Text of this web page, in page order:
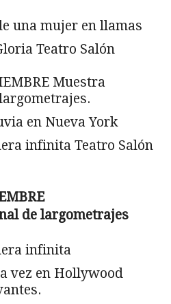
una mujer en llamas
Teatro Salón
Muestra
en Nueva York
infinita Teatro Salón
de largometrajes
infinita
vez en Hollywood